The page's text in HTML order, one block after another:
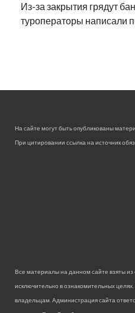
Из-за закрытия грядут
туроператоры написали
На сайте могут быть опубликованы
При цитировании ссылка на источник
Все материалы на данном сайте взяты из
исключительно в ознакомительных
владельцам. Администрация сайта